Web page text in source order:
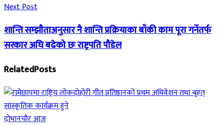
Next Post
शान्ति सम्झौताअनुसार नै शान्ति प्रक्रियाका बाँकी काम पूरा गर्नेतर्फ
सरकार अघि बढेको छः राष्ट्रपति पौडेल
RelatedPosts
दाेभानचाैर आज